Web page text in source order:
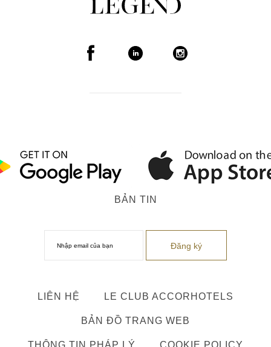
BẢN TIN
LIÊN HỆ LE CLUB ACCORHOTELS
BẢN ĐỒ TRANG WEB
THÔNG TIN PHÁP LÝ COOKIE POLICY